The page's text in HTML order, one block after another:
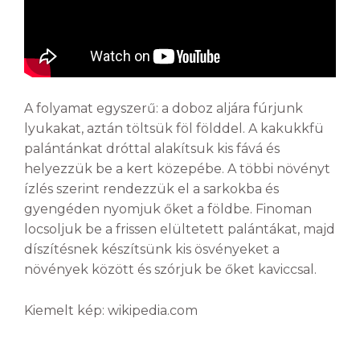
A folyamat egyszerű: a doboz aljára fúrjunk
lyukakat, aztán töltsük föl földdel. A kakukkfü
palántánkat dróttal alakítsuk kis fává és
helyezzük be a kert közepébe. A többi növényt
ízlés szerint rendezzük el a sarkokba és
gyengéden nyomjuk őket a földbe. Finoman
locsoljuk be a frissen elültetett palántákat, majd
díszítésnek készítsünk kis ösvényeket a
növények között és szórjuk be őket kaviccsal.
Kiemelt kép: wikipedia.com